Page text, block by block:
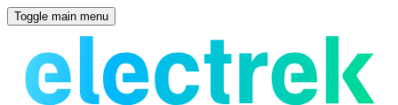
Toggle main menu